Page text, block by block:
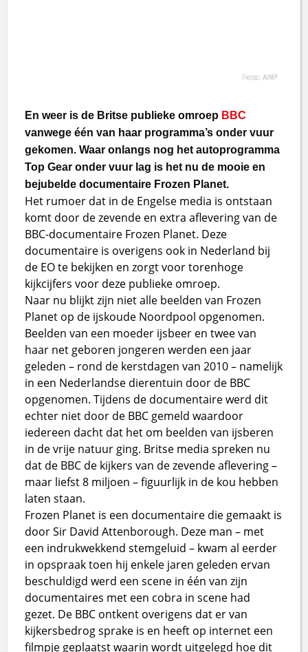
Foto: ANP
En weer is de Britse publieke omroep BBC
vanwege één van haar programma’s onder vuur
gekomen. Waar onlangs nog het autoprogramma
Top Gear onder vuur lag is het nu de mooie en
bejubelde documentaire Frozen Planet.
Het rumoer dat in de Engelse media is ontstaan
komt door de zevende en extra aflevering van de
BBC-documentaire Frozen Planet. Deze
documentaire is overigens ook in Nederland bij
de EO te bekijken en zorgt voor torenhoge
kijkcijfers voor deze publieke omroep.
Naar nu blijkt zijn niet alle beelden van Frozen
Planet op de ijskoude Noordpool opgenomen.
Beelden van een moeder ijsbeer en twee van
haar net geboren jongeren werden een jaar
geleden – rond de kerstdagen van 2010 – namelijk
in een Nederlandse dierentuin door de BBC
opgenomen. Tijdens de documentaire werd dit
echter niet door de BBC gemeld waardoor
iedereen dacht dat het om beelden van ijsberen
in de vrije natuur ging. Britse media spreken nu
dat de BBC de kijkers van de zevende aflevering –
maar liefst 8 miljoen – figuurlijk in de kou hebben
laten staan.
Frozen Planet is een documentaire die gemaakt is
door Sir David Attenborough. Deze man – met
een indrukwekkend stemgeluid – kwam al eerder
in opspraak toen hij enkele jaren geleden ervan
beschuldigd werd een scene in één van zijn
documentaires met een cobra in scene had
gezet. De BBC ontkent overigens dat er van
kijkersbedrog sprake is en heeft op internet een
filmpje geplaatst waarin wordt uitgelegd hoe dit